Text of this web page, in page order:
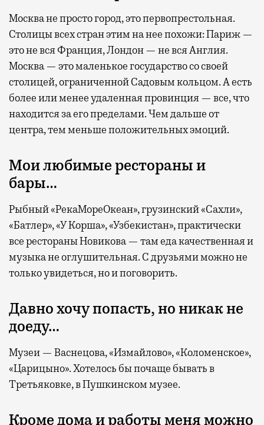
Москва не просто город, это первопрестольная.
Столицы всех стран этим на нее похожи: Париж —
это не вся Франция, Лондон — не вся Англия.
Москва — это маленькое государство со своей
столицей, ограниченной Садовым кольцом. А есть
более или менее удаленная провинция — все, что
находится за его пределами. Чем дальше от
центра, тем меньше положительных эмоций.
Мои любимые рестораны и
бары…
Рыбный «РекаМореОкеан», грузинский «Сахли»,
«Батлер», «У Корша», «Узбекистан», практически
все рестораны Новикова — там еда качественная и
музыка не оглушительная. С друзьями можно не
только увидеться, но и поговорить.
Давно хочу попасть, но никак не
доеду…
Музеи — Васнецова, «Измайлово», «Коломенское»,
«Царицыно». Хотелось бы почаще бывать в
Третьяковке, в Пушкинском музее.
Кроме дома и работы меня можно